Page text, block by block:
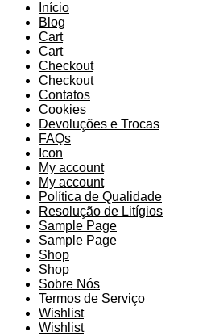
Início
Blog
Cart
Cart
Checkout
Checkout
Contatos
Cookies
Devoluções e Trocas
FAQs
Icon
My account
My account
Política de Qualidade
Resolução de Litígios
Sample Page
Sample Page
Shop
Shop
Sobre Nós
Termos de Serviço
Wishlist
Wishlist